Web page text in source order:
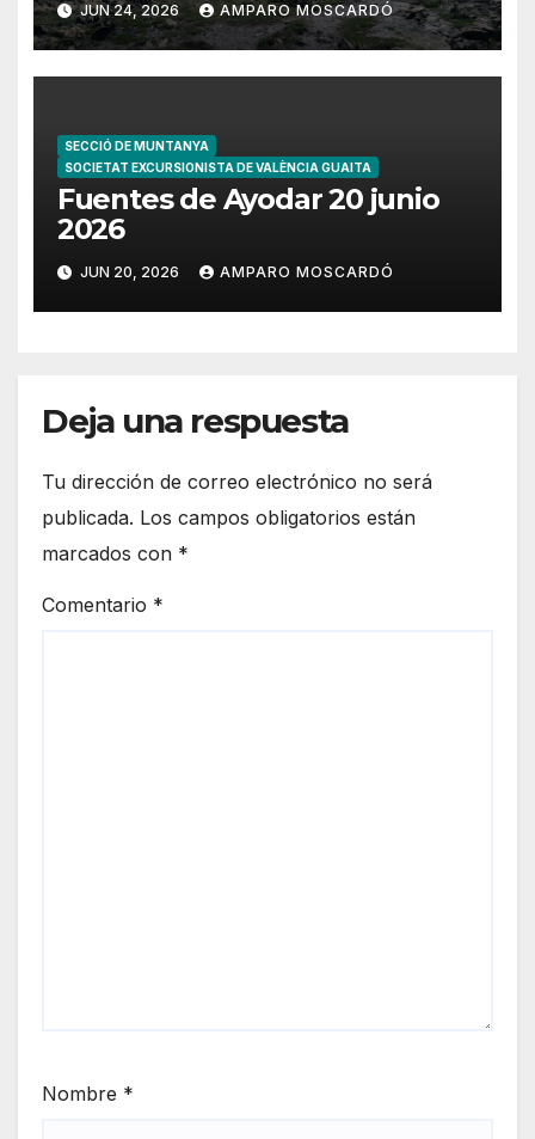
JUN 24, 2026 AMPARO MOSCARDÓ
SECCIÓ DE MUNTANYA
SOCIETAT EXCURSIONISTA DE VALÈNCIA GUAITA
Fuentes de Ayodar 20 junio
2026
JUN 20, 2026 AMPARO MOSCARDÓ
Deja una respuesta
Tu dirección de correo electrónico no será
publicada. Los campos obligatorios están
marcados con *
Comentario *
Nombre *